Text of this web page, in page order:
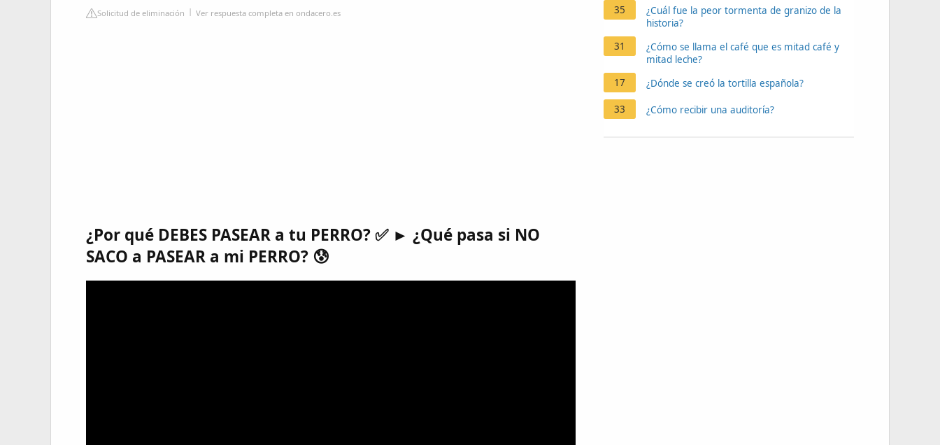
Solicitud de eliminación Ver respuesta completa en ondacero.es
¿Por qué DEBES PASEAR a tu PERRO? ✅ ► ¿Qué pasa si NO
SACO a PASEAR a mi PERRO? 😰
35
¿Cuál fue la peor tormenta de granizo de la
historia?
31
¿Cómo se llama el café que es mitad café y
mitad leche?
17
¿Dónde se creó la tortilla española?
33 ¿Cómo recibir una auditoría?